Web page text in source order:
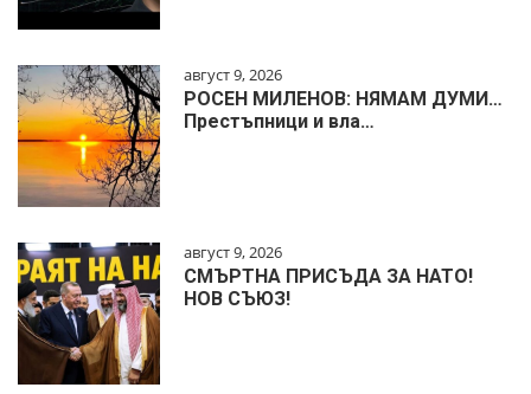
август 9, 2026
РОСЕН МИЛЕНОВ: НЯМАМ ДУМИ…
Престъпници и вла…
август 9, 2026
СМЪРТНА ПРИСЪДА ЗА НАТО!
НОВ СЪЮЗ!